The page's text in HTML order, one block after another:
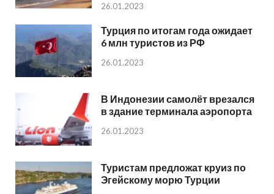
26.01.2023
Турция по итогам года ожидает
6 млн туристов из РФ
26.01.2023
В Индонезии самолёт врезался
в здание терминала аэропорта
26.01.2023
Туристам предложат круиз по
Эгейскому морю Турции